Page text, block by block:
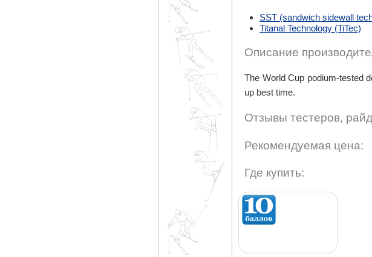
SST (sandwich sidewall
Titanal Technology (TiTec)
Описание
The World Cup podium-tested
up best time.
Отзывы тестеров,
Рекомендуемая цена:
Где купить: